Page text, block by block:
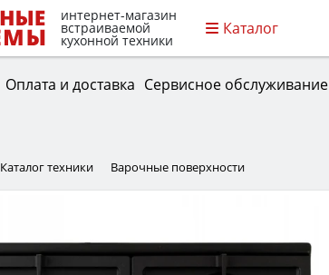
интернет-магазин
встраиваемой
кухонной техники
Каталог
Оплата и доставка Сервисное обслуживание
Каталог техники Варочные поверхности